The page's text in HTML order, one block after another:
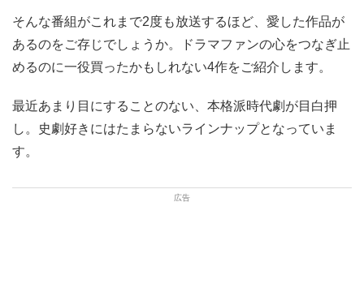
そんな番組がこれまで2度も放送するほど、愛した作品が
あるのをご存じでしょうか。ドラマファンの心をつなぎ止
めるのに一役買ったかもしれない4作をご紹介します。
最近あまり目にすることのない、本格派時代劇が目白押
し。史劇好きにはたまらないラインナップとなっていま
す。